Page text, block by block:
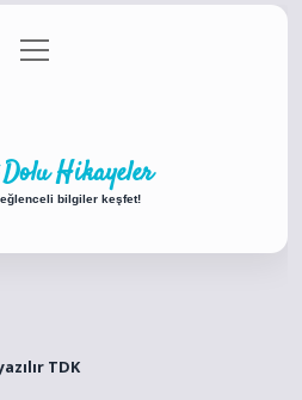
Politikası
menüyü
aç
Hikayeler
bilgiler keşfet!
TDK